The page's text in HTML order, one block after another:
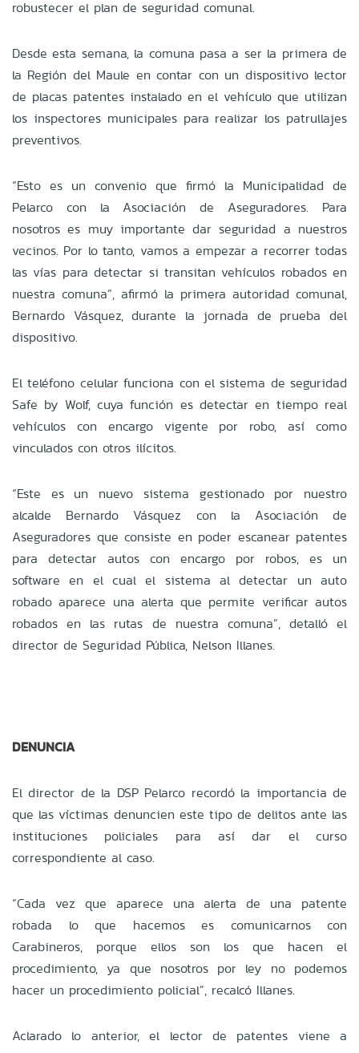
robustecer el plan de seguridad comunal.
Desde esta semana, la comuna pasa a ser la primera de
la Región del Maule en contar con un dispositivo lector
de placas patentes instalado en el vehículo que utilizan
los inspectores municipales para realizar los patrullajes
preventivos.
“Esto es un convenio que firmó la Municipalidad de
Pelarco con la Asociación de Aseguradores. Para
nosotros es muy importante dar seguridad a nuestros
vecinos. Por lo tanto, vamos a empezar a recorrer todas
las vías para detectar si transitan vehículos robados en
nuestra comuna”, afirmó la primera autoridad comunal,
Bernardo Vásquez, durante la jornada de prueba del
dispositivo.
El teléfono celular funciona con el sistema de seguridad
Safe by Wolf, cuya función es detectar en tiempo real
vehículos con encargo vigente por robo, así como
vinculados con otros ilícitos.
“Este es un nuevo sistema gestionado por nuestro
alcalde Bernardo Vásquez con la Asociación de
Aseguradores que consiste en poder escanear patentes
para detectar autos con encargo por robos, es un
software en el cual el sistema al detectar un auto
robado aparece una alerta que permite verificar autos
robados en las rutas de nuestra comuna”, detalló el
director de Seguridad Pública, Nelson Illanes.
DENUNCIA
El director de la DSP Pelarco recordó la importancia de
que las víctimas denuncien este tipo de delitos ante las
instituciones policiales para así dar el curso
correspondiente al caso.
“Cada vez que aparece una alerta de una patente
robada lo que hacemos es comunicarnos con
Carabineros, porque ellos son los que hacen el
procedimiento, ya que nosotros por ley no podemos
hacer un procedimiento policial”, recalcó Illanes.
Aclarado lo anterior, el lector de patentes viene a